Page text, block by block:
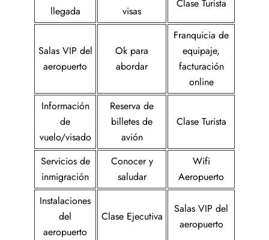
llegada
visas
Clase Turista
Salas VIP del
aeropuerto
Ok para
abordar
Franquicia de
equipaje,
facturación
online
Información
de
vuelo/visado
Reserva de
billetes de
avión
Clase Turista
Servicios de
inmigración
Conocer y
saludar
Wifi
Aeropuerto
Instalaciones
del
aeropuerto
Clase Ejecutiva
Salas VIP del
aeropuerto